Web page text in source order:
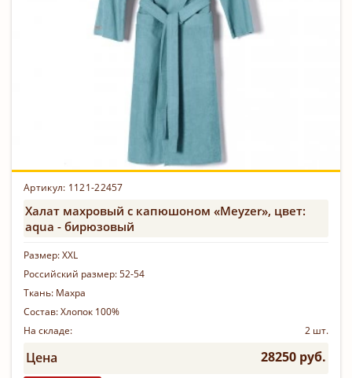
Артикул: 1121-22457
Халат махровый с капюшоном «Meyzer», цвет:
aqua - бирюзовый
Размер:XXL
Российский размер:52-54
Ткань: Махра
Состав:Хлопок 100%
На складе:
2 шт.
Цена 28250 руб.